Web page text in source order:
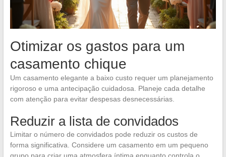
Otimizar os gastos para um
casamento chique
Um casamento elegante a baixo custo requer um planejamento
rigoroso e uma antecipação cuidadosa. Planeje cada detalhe
com atenção para evitar despesas desnecessárias.
Reduzir a lista de convidados
Limitar o número de convidados pode reduzir os custos de
forma significativa. Considere um casamento em um pequeno